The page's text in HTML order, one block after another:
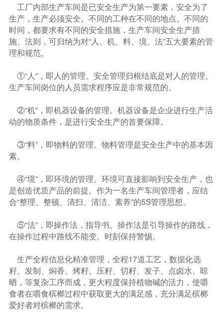
工厂内部生产车间是已安全生产为第一要素，安全为了
生产，生产必须安全。不同的工种在不同的地点、不同的
时间，都要求有不同的安全措施，生产车间安全生产措
施、法则，可归纳为对“人、机、料、境、法”五大要素的管
理和规范。
①“人”，即人的管理。安全管理归根结底是对人的管理。
生产车间岗位的人员需求程序应是非常规范的。
②“机”，即机器设备的管理。机器设备是企业进行生产活
动的物质条件，是进行安全生产的首要保障。
③“料”，即物料的管理。物料管理是安全生产中的基本因
素。
④“境”，即环境的管理。环境可直接影响到安全生产，也
是创造优质产品的前提。作为一名生产车间管理者，应结
合“整理、整顿、清扫、清洁、素养”的5S管理思想。
⑤“法”，即操作法，指导书。操作法是引导操作的路线，
在操作过程中路线不能变。时刻保持警惕。
生产全程信息化精准管理，全程17道工艺，数据化选
籽、发制、焖香、烤籽、压籽、切籽、发子、点卤水、晾
晒，等复杂工序而成，更大程度保持植物碱的活力，使嚼
食者在嚼食槟榔过程中获取更大的满足感，充分满足槟榔
爱好者对槟榔的需求。